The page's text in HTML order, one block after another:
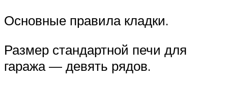
Основные правила кладки.
Размер стандартной печи для
гаража — девять рядов.